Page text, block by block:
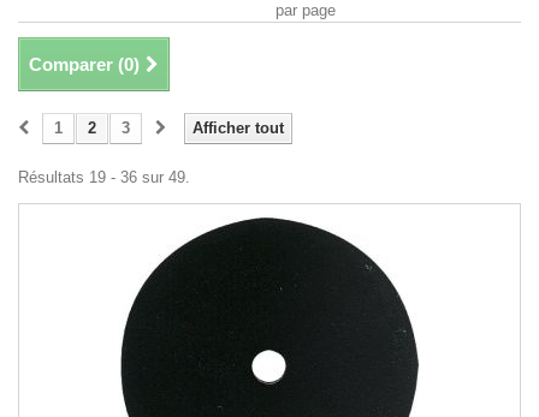
par page
Comparer (0)
Afficher tout
1 2 3
Résultats 19 - 36 sur 49.